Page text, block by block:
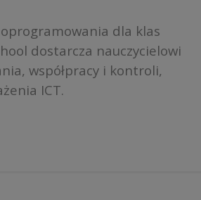
dla klas
dostarcza nauczycielowi
współpracy i kontroli,
ICT.